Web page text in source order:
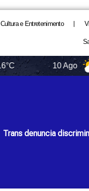
Cultura e Entretenimento
10 Ago
Trans denuncia